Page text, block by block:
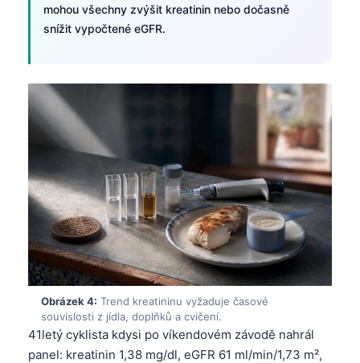
mohou všechny zvýšit kreatinin nebo dočasně
snížit vypočtené eGFR.
Obrázek 4: Trend kreatininu vyžaduje časové
souvislosti z jídla, doplňků a cvičení.
41letý cyklista kdysi po víkendovém závodě nahrál
panel: kreatinin 1,38 mg/dl, eGFR 61 ml/min/1,73 m²,